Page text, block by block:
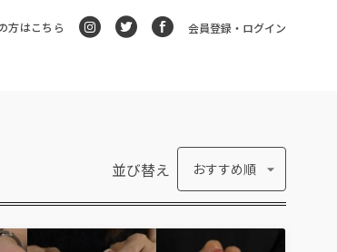
方はこちら 会員登録・ログイン
並び替え おすすめ順